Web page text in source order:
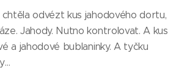
chtěla odvézt kus jahodového dortu,
Jahody. Nutno kontrolovat. A kus
a jahodové bublaninky. A tyčku